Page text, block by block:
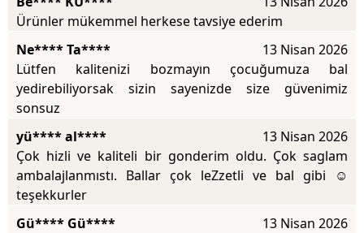
Ürünler mükemmel herkese tavsiye ederim
Ne**** Ta****
13 Nisan 2026
Lütfen kalitenizi bozmayın çocuğumuza bal
yedirebiliyorsak sizin sayenizde size güvenimiz
sonsuz
yü**** al****
13 Nisan 2026
Çok hizli ve kaliteli bir gonderim oldu. Çok saglam
ambalajlanmıstı. Ballar çok leZzetli ve bal gibi ☺️
teşekkurler
Gü**** Gü****
13 Nisan 2026